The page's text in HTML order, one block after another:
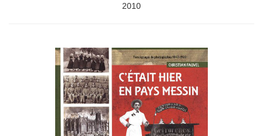
2010